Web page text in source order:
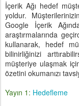
İçerik Ağı hedef
yoldur.
Google İçerik
araştırmalarında
kullanarak, hedef
bilinirliğinizi
müşteriye ulaşmak
özetini okumanızı
Yayın 1: Hedefleme